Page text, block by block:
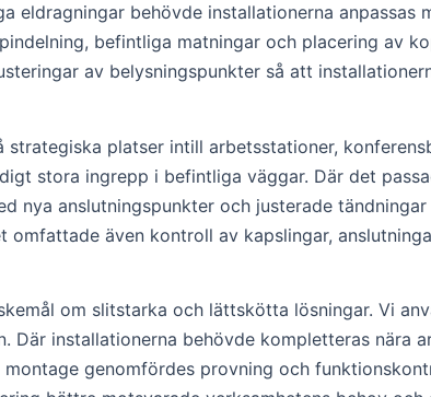
eldragningar behövde installationerna
befintliga matningar och placering av
av belysningspunkter så att
platser intill arbetsstationer,
stora ingrepp i befintliga väggar. Där det
nya anslutningspunkter och justerade
även kontroll av kapslingar,
om slitstarka och lättskötta lösningar. Vi
installationerna behövde kompletteras nära
genomfördes provning och